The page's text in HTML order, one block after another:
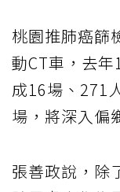
桃園推肺癌篩
動CT車，去
成16場、271
場，將深入偏
張善政說，除